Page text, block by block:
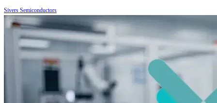
Sivers Semiconductors